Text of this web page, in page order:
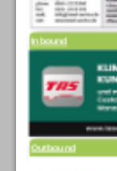
Inbound
Outbound